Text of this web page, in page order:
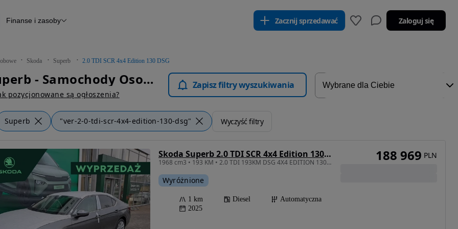
Raport z inspekcji
Otomoto News
Finanse i zasoby Zacznij sprzedawać Zaloguj się
Skoda Superb 2.0 TDI SCR 4x4 Edition 130 DSG
Skoda Superb - Samochody Osobowe
pozycjonowane są ogłoszenia?
Zapisz filtry wyszukiwania
Superb "ver-2-0-tdi-scr-4x4-edition-130-dsg" Wyczyść filtry
Skoda Superb 2.0 TDI SCR 4x4 Edition 130 DSG
1968 cm3 • 193 KM • 2.0 TDI 193KM DSG 4X4 EDITION 130, dostępny od ręki
Wyróżnione
1 km Diesel
Automatyczna
2025
188 969 PLN